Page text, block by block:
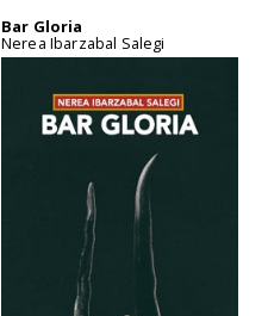
Bar Gloria
Nerea Ibarzabal Salegi